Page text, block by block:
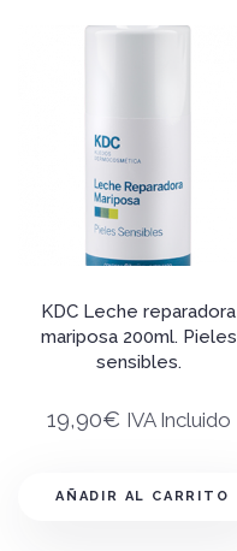
KDC Leche reparadora
mariposa 200ml. Pieles
sensibles.
19,90€ IVA Incluido
AÑADIR AL CARRITO